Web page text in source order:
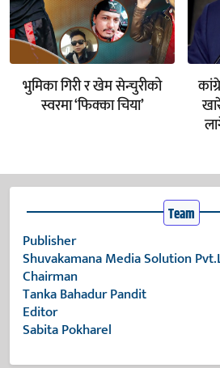
भुमिका गिरी र खेम सेन्चुरीको
स्वरमा ‘फिक्का चिया’
Team
Publisher
Shuvakamana Media Solution
Chairman
Tanka Bahadur Pandit
Editor
Sabita Pokharel